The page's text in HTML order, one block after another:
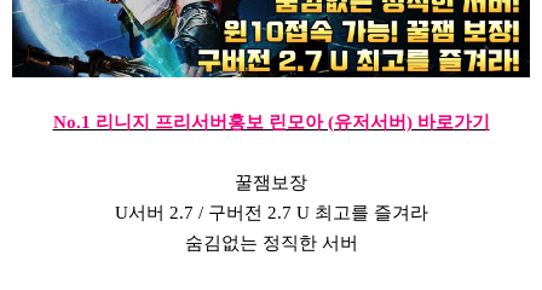
No.1 리니지 프리서버홍보 린모아 (유저서버) 바로가기
꿀잼보장
U서버 2.7 / 구버전 2.7 U 최고를 즐겨라
숨김없는 정직한 서버